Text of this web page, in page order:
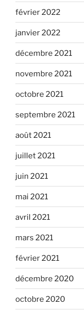
février 2022
janvier 2022
décembre 2021
novembre 2021
octobre 2021
septembre 2021
août 2021
juillet 2021
juin 2021
mai 2021
avril 2021
mars 2021
février 2021
décembre 2020
octobre 2020